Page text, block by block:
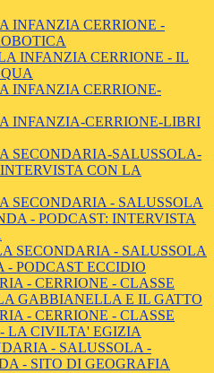
INFANZIA CERRIONE -
INFANZIA CERRIONE - IL
INFANZIA CERRIONE-
INFANZIA-CERRIONE-LIBRI
SECONDARIA-SALUSSOLA-
CON LA
SECONDARIA - SALUSSOLA
- PODCAST: INTERVISTA
SECONDARIA - SALUSSOLA
- PODCAST ECCIDIO
- CERRIONE - CLASSE
GABBIANELLA E IL GATTO
- CERRIONE - CLASSE
LA CIVILTA' EGIZIA
- SALUSSOLA -
- SITO DI GEOGRAFIA